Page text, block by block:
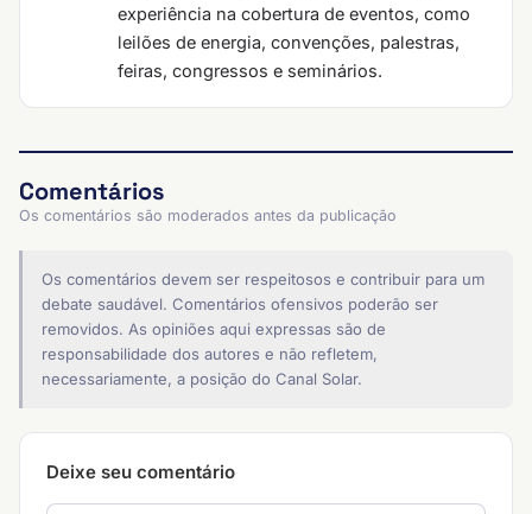
experiência na cobertura de eventos, como
leilões de energia, convenções, palestras,
feiras, congressos e seminários.
Comentários
Os comentários são moderados antes da publicação
Os comentários devem ser respeitosos e contribuir para um
debate saudável. Comentários ofensivos poderão ser
removidos. As opiniões aqui expressas são de
responsabilidade dos autores e não refletem,
necessariamente, a posição do Canal Solar.
Deixe seu comentário